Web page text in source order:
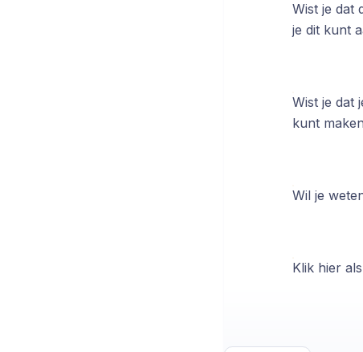
Wist je dat
je dit kunt
Wist je dat
kunt
Wil je
Klik hier